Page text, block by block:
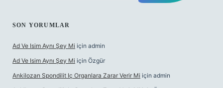
SON YORUMLAR
Ad Ve Isim Aynı Şey Mi için admin
Ad Ve Isim Aynı Şey Mi için Özgür
Ankilozan Spondilit Iç Organlara Zarar Verir Mi için admin